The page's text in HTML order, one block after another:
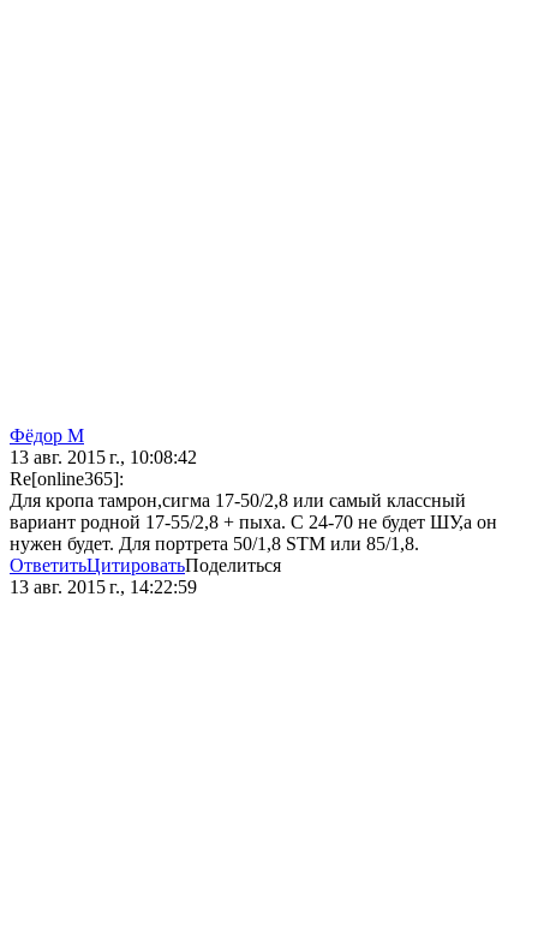
Фёдор М
13 авг. 2015 г., 10:08:42
Re[online365]:
Для кропа тамрон,сигма 17-50/2,8 или самый классный
вариант родной 17-55/2,8 + пыха. С 24-70 не будет ШУ,а он
нужен будет. Для портрета 50/1,8 STM или 85/1,8.
ОтветитьЦитироватьПоделиться
13 авг. 2015 г., 14:22:59